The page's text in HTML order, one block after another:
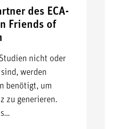
des ECA-
Friends of
nicht oder
werden
benötigt, um
zu generieren.